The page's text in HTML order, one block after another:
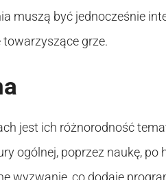
muszą być jednocześnie
grze.
jest ich różnorodność
ogólnej, poprzez naukę, po